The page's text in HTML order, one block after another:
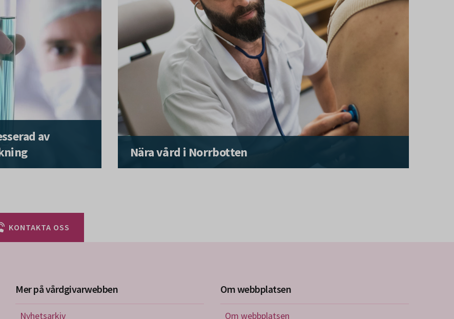
av
Nära vård i Norrbotten
KONTAKTA OSS
Mer på vårdgivarwebben
Nyhetsarkiv
Om webbplatsen
Om webbplatsen